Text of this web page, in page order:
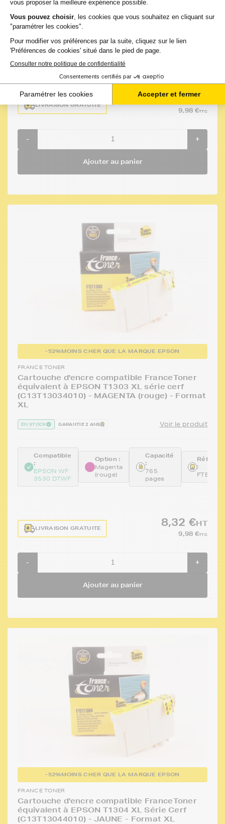
:
EPSON WF
3530 DTWF
:
Cyan
(bleu)
:
765
pages
LIVRAISON GRATUITE
8,32 €
9,98 €TTC
- +
Ajouter au panier
-52%MOINS CHER QUE LA MARQUE EPSON
FRANCE TONER
Cartouche d'encre compatible FranceToner
équivalent à EPSON T1303 XL série cerf
(C13T13034010) - MAGENTA (rouge) - Format
XL
EN STOCK GARANTIE 2 ANS Voir le produit
Compatible
:
EPSON WF
3530 DTWF
Option :
Magenta
(rouge)
Capacité
:
765
pages
:
LIVRAISON GRATUITE
8,32 €HT
9,98 €TTC
- +
Ajouter au panier
-52%MOINS CHER QUE LA MARQUE EPSON
FRANCE TONER
Cartouche d'encre compatible FranceToner
équivalent à EPSON T1304 XL Série Cerf
(C13T13044010) - JAUNE - Format XL